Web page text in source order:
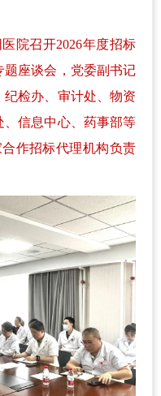
院召开2026年度招标
座谈会，党委副书记
纪检办、审计处、物资
信息中心、药事部等
作招标代理机构负责